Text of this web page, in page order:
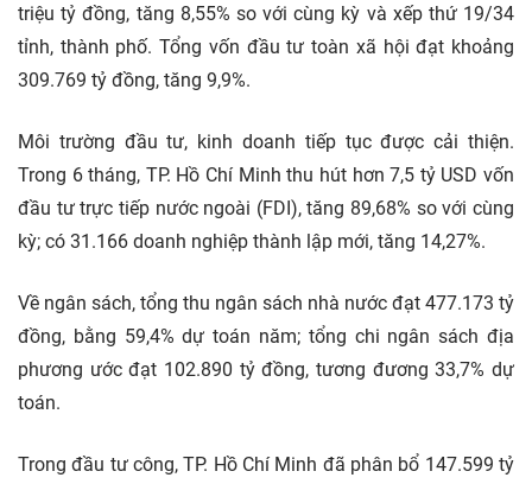
triệu tỷ đồng, tăng 8,55% so với cùng kỳ và xếp thứ 19/34
tỉnh, thành phố. Tổng vốn đầu tư toàn xã hội đạt khoảng
309.769 tỷ đồng, tăng 9,9%.
Môi trường đầu tư, kinh doanh tiếp tục được cải thiện.
Trong 6 tháng, TP. Hồ Chí Minh thu hút hơn 7,5 tỷ USD vốn
đầu tư trực tiếp nước ngoài (FDI), tăng 89,68% so với cùng
kỳ; có 31.166 doanh nghiệp thành lập mới, tăng 14,27%.
Về ngân sách, tổng thu ngân sách nhà nước đạt 477.173 tỷ
đồng, bằng 59,4% dự toán năm; tổng chi ngân sách địa
phương ước đạt 102.890 tỷ đồng, tương đương 33,7% dự
toán.
Trong đầu tư công, TP. Hồ Chí Minh đã phân bổ 147.599 tỷ